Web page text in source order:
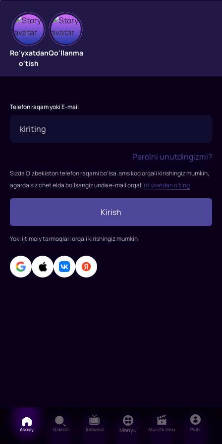
Oqibatsizlar
"Oqibatsizlar"
filmi
olingan.
Ro'yxatdan
o'tish
Qo'llanma
Telefon raqam yoki E-mail
Parolni unutdingizmi?
Sizda O’zbekiston telefon raqami bo’lsa. sms kod orqali kirishingiz mumkin,
agarda siz chet elda bo’lsangiz unda e-mail orqali ro’yxatdan o’ting
Kirish
Yoki ijtimoiy tarmoqlari orqali kirishingiz mumkin
Asosiy Qidirish Telekanal Menyu Musofir shou Profil